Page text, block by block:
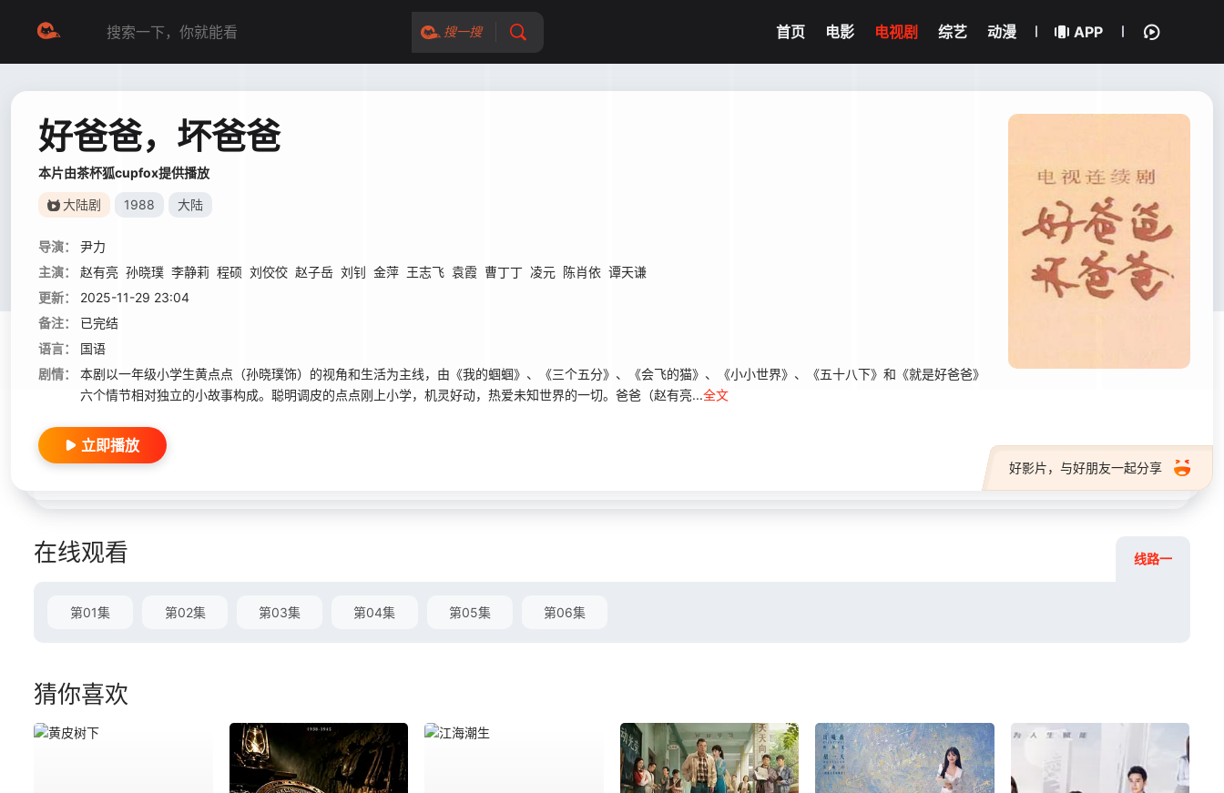
搜一搜 首页 电影 电视剧 综艺 动漫 APP
好爸爸，坏爸爸
本片由茶杯狐cupfox提供播放
大陆剧 1988 大陆
导演：
尹力
主演：
赵有亮 孙晓璞 李静莉 程硕 刘佼佼 赵子岳 刘钊 金萍 王志飞 袁霞 曹丁丁 凌元 陈肖依 谭天谦
更新：
2025-11-29 23:04
备注：
已完结
语言：
国语
剧情：
本剧以一年级小学生黄点点（孙晓璞饰）的视角和生活为主线，由《我的蝈蝈》、《三个五分》、《会飞的猫》、《小小世界》、《五十八下》和《就是好爸爸》
六个情节相对独立的小故事构成。聪明调皮的点点刚上小学，机灵好动，热爱未知世界的一切。爸爸（赵有亮...全文
好影片，与好朋友一起分享
立即播放
在线观看 线路一
第01集 第02集 第03集 第04集 第05集 第06集
猜你喜欢